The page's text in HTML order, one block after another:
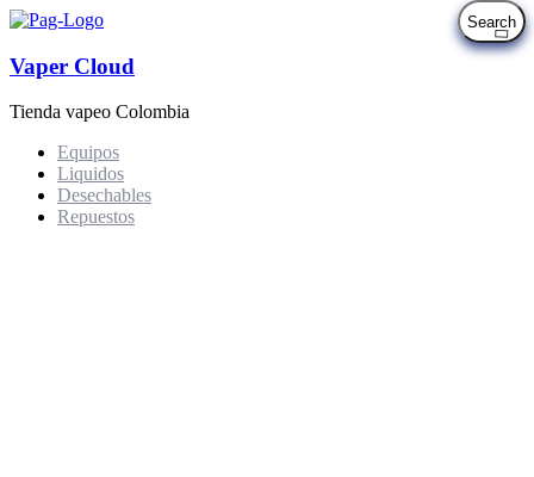
Vaper Cloud
Tienda vapeo Colombia
Equipos
Liquidos
Desechables
Repuestos